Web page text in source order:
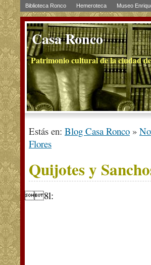
Biblioteca Ronco Hemeroteca Museo
Casa Ronco
Patrimonio cultural de la ciudad
Estás en: Blog Casa Ronco »
Flores
Quijotes y
8l: